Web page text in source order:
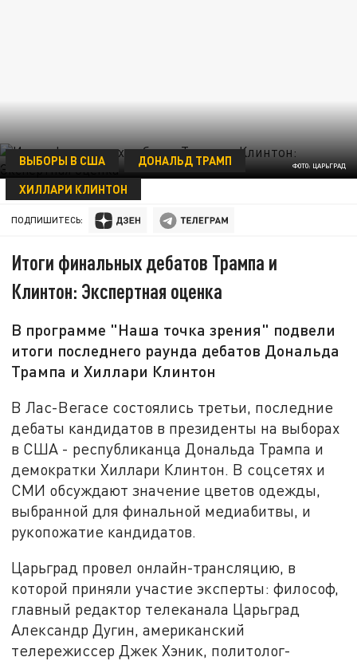
ФОТО: ЦАРЬГРАД
ВЫБОРЫ В США
ДОНАЛЬД ТРАМП
ХИЛЛАРИ КЛИНТОН
20 ОКТЯБРЯ 18:00
ПОДПИШИТЕСЬ:
Итоги финальных дебатов Трампа и
Клинтон: Экспертная оценка
В программе "Наша точка зрения" подвели
итоги последнего раунда дебатов Дональда
Трампа и Хиллари Клинтон
В Лас-Вегасе состоялись третьи, последние
дебаты кандидатов в президенты на выборах
в США - республиканца Дональда Трампа и
демократки Хиллари Клинтон. В соцсетях и
СМИ обсуждают значение цветов одежды,
выбранной для финальной медиабитвы, и
рукопожатие кандидатов.
Царьград провел онлайн-трансляцию, в
которой приняли участие эксперты: философ,
главный редактор телеканала Царьград
Александр Дугин, американский
телережиссер Джек Хэник, политолог-